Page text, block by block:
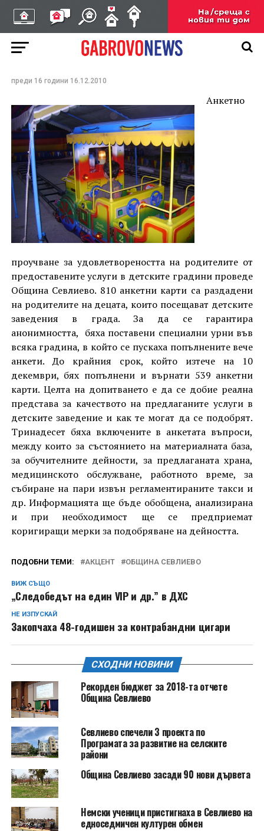
родителите за
предоставените услуги
в детските градини
преди 16 години 16.12.2010
Анкетно
проучване за удовлетвореността на родителите от
предоставените услуги в детските градини проведе
Община Севлиево. 810 анкетни карти са раздадени
на родителите на децата, които посещават детските
заведения в града. За да се гарантира
анонимността, бяха поставени специални урни във
всяка градина, в който се пускаха попълнените вече
анкети. До крайния срок, който изтече на 10
декември, бях попълнени и върнати 539 анкетни
карти. Целта на допитването е да се добие реална
представа за качеството на предлаганите услуги в
детските заведение и как те могат да се подобрят.
Тринадесет бяха включените в анкетата въпроси,
между които за състоянието на материалната база,
за обучителните дейности, за предлаганата храна,
медицинското обслужване, работното време, за
събиране на пари извън регламентираните такси и
др. Информацията ще бъде обобщена, анализирана
и при необходимост ще се предприемат
коригиращи мерки за подобряване на дейността.
ПОДОБНИ ТЕМИ: АКЦЕНТ ОБЩИНА СЕВЛИЕВО
ВИЖ СЪЩО
„Следобедът на един VIP и др.” в ДХС
НЕ ИЗПУСКАЙ
Закопчаха 48-годишен за контрабандни цигари
СХОДНИ НОВИНИ
Рекорден бюджет за 2018-та отчете
Община Севлиево
Севлиево спечели 3 проекта по
Програмата за развитие на селските
райони
Община Севлиево засади 90 нови дървета
Немски ученици пристигнаха в Севлиево на
едноседмичен културен обмен